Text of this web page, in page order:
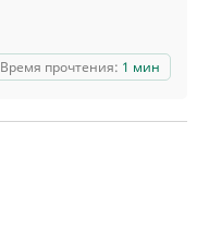
Время прочтения: 1 мин